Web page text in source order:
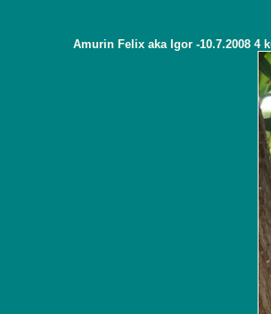
Amurin Felix aka Igor -10.7.2008